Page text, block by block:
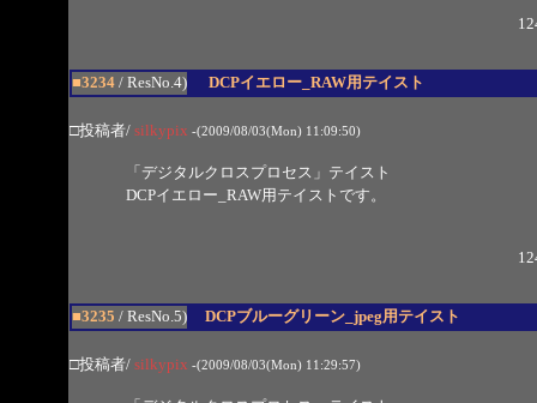
■3234/ ResNo.4) DCPイエロー_RAW用テイスト
□投稿者/ silkypix -(2009/08/03(Mon) 11:09:50)
「デジタルクロスプロセス」テイスト
DCPイエロー_RAW用テイストです。
■3235 / ResNo.5) DCPブルーグリーン_jpeg用テイスト
□投稿者/ silkypix -(2009/08/03(Mon) 11:29:57)